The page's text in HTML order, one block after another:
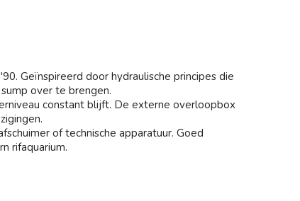
Geïnspireerd door hydraulische principes die
over te brengen.
constant blijft. De externe overloopbox
of technische apparatuur. Goed
rifaquarium.